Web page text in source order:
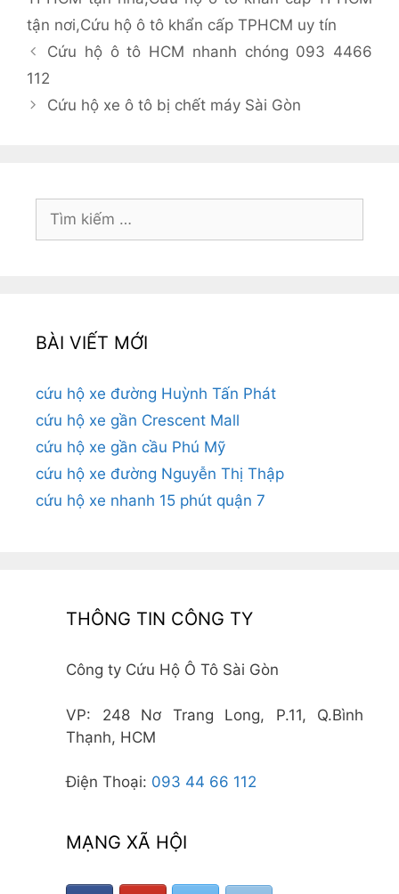
tận nơi,Cứu hộ ô tô khẩn cấp TPHCM uy tín
Cứu hộ ô tô HCM nhanh chóng 093 4466
112
Cứu hộ xe ô tô bị chết máy Sài Gòn
Tìm
BÀI VIẾT MỚI
cứu hộ xe đường Huỳnh Tấn Phát
cứu hộ xe gần Crescent Mall
cứu hộ xe gần cầu Phú Mỹ
cứu hộ xe đường Nguyễn Thị Thập
cứu hộ xe nhanh 15 phút quận 7
THÔNG TIN CÔNG TY
Công ty Cứu Hộ Ô Tô Sài Gòn
VP: 248 Nơ Trang Long, P.11, Q.Bình
Thạnh, HCM
Điện Thoại: 093 44 66 112
MẠNG XÃ HỘI